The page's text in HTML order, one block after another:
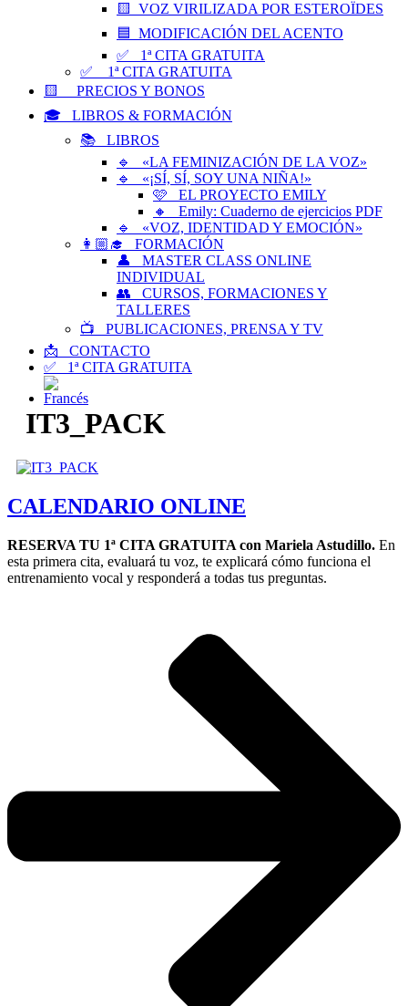
🟨 VOZ VIRILIZADA POR ESTEROÏDES
🟦 MODIFICACIÓN DEL ACENTO
✅ 1ª CITA GRATUITA
✅ 1ª CITA GRATUITA
🟨 PRECIOS Y BONOS
🎓 LIBROS & FORMACIÓN
📚 LIBROS
🔹 «LA FEMINIZACIÓN DE LA VOZ»
🔹 «¡SÍ, SÍ, SOY UNA NIÑA!»
🩷 EL PROYECTO EMILY
🔸 Emily: Cuaderno de ejercicios PDF
🔹 «VOZ, IDENTIDAD Y EMOCIÓN»
👩🏼‍🎓 FORMACIÓN
👤 MASTER CLASS ONLINE
INDIVIDUAL
👥 CURSOS, FORMACIONES Y
TALLERES
📺 PUBLICACIONES, PRENSA Y TV
📩 CONTACTO
✅ 1ª CITA GRATUITA
IT3_PACK
CALENDARIO ONLINE
RESERVA TU 1ª CITA GRATUITA con Mariela Astudillo. En
esta primera cita, evaluará tu voz, te explicará cómo funciona el
entrenamiento vocal y responderá a todas tus preguntas.